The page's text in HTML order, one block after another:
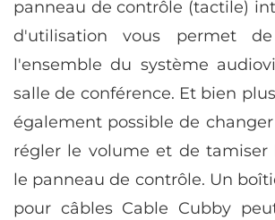
panneau de contrôle (tactile)
d'utilisation vous permet
l'ensemble du système
salle de conférence. Et bien
également possible de
régler le volume et de tamiser
le panneau de contrôle. Un
pour câbles Cable Cubby